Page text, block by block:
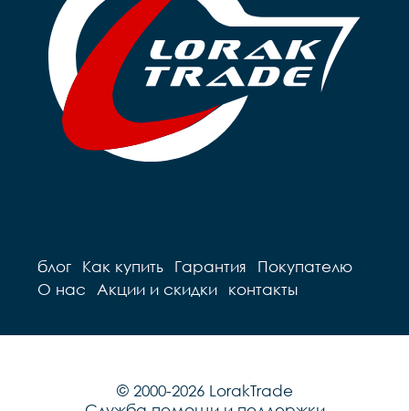
блог Как купить Гарантия
Покупателю
О нас
Акции и скидки контакты
© 2000-2026 LorakTrade